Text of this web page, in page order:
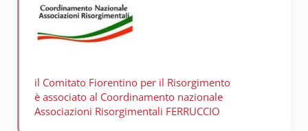
il Comitato Fiorentino per il Risorgimento
è associato al Coordinamento nazionale
Associazioni Risorgimentali FERRUCCIO